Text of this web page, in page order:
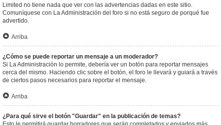
Limited no tiene nada que ver con las advertencias dadas en este sitio.
Comuníquese con La Administración del foro si no está seguro de porqué fue
advertido.
Arriba
¿Cómo se puede reportar un mensaje a un moderador?
Si La Administración lo permite, debería ver un botón para reportar mensajes
cerca del mismo. Haciendo clic sobre el botón, el foro le llevará y guiará a través
de ciertos pasos necesarios para reportar el mensaje.
Arriba
¿Para qué sirve el botón "Guardar" en la publicación de temas?